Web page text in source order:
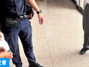
會